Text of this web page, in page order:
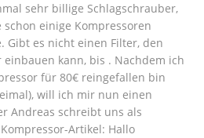
sehr billige Schlagschrauber,
schon einige Kompressoren
Gibt es nicht einen Filter, den
kann, bis . Nachdem ich
für 80€ reingefallen bin
will ich mir nun einen
Andreas schreibt uns als
Artikel: Hallo